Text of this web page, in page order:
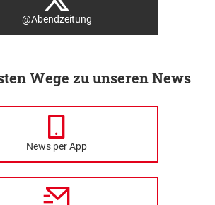
@Abendzeitung
Wege zu unseren News
News per App